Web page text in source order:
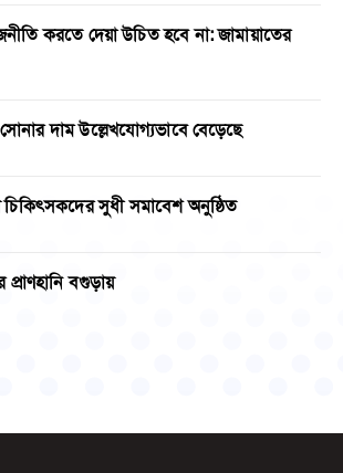
করতে দেয়া উচিত হবে না: জামায়াতের
দাম উল্লেখযোগ্যভাবে বেড়েছে
সুধী সমাবেশ অনুষ্ঠিত
প্রাণহানি বগুড়ায়